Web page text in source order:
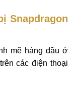
Snapdragon
mẽ hàng đầu ở
các điện thoại